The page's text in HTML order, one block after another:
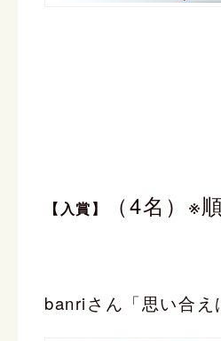
【入賞】 （4名）※
banriさん「思い合え